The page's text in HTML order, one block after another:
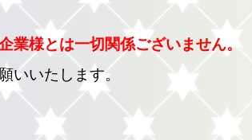
業様とは一切関係ございません。
いいたします。